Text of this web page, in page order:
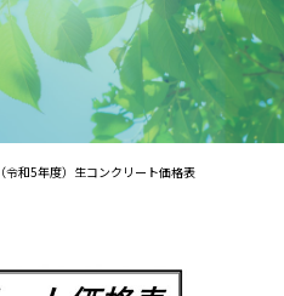
令和5年度）生コンクリート価格表